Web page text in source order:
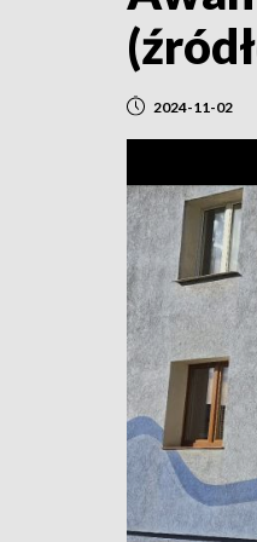
2024-11-02